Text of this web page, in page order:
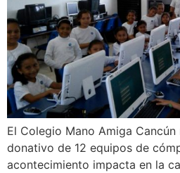
El Colegio Mano Amiga
donativo de 12 equipos de
acontecimiento impacta en la